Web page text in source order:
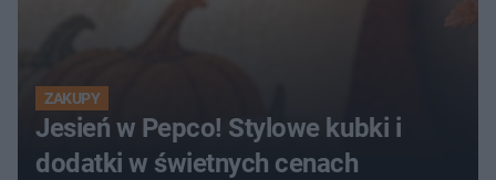
ZAKUPY
Jesień w Pepco! Stylowe kubki i
dodatki w świetnych cenach